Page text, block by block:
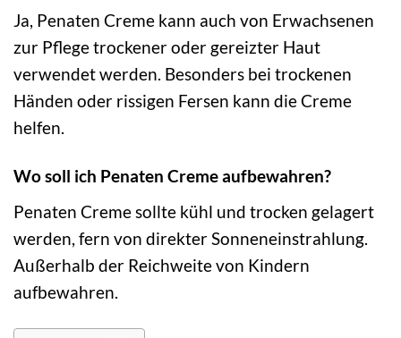
Ja, Penaten Creme kann auch von Erwachsenen
zur Pflege trockener oder gereizter Haut
verwendet werden. Besonders bei trockenen
Händen oder rissigen Fersen kann die Creme
helfen.
Wo soll ich Penaten Creme aufbewahren?
Penaten Creme sollte kühl und trocken gelagert
werden, fern von direkter Sonneneinstrahlung.
Außerhalb der Reichweite von Kindern
aufbewahren.